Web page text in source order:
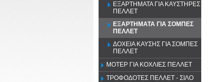
ΕΞΑΡΤΗΜΑΤΑ ΓΙΑ ΚΑΥΣΤΗΡΕΣ
ΠΕΛΛΕΤ
ΕΞΑΡΤΗΜΑΤΑ ΓΙΑ ΣΟΜΠΕΣ
ΠΕΛΛΕΤ
ΔΟΧΕΙΑ ΚΑΥΣΗΣ ΓΙΑ ΣΟΜΠΕΣ
ΠΕΛΛΕΤ
ΜΟΤΕΡ ΓΙΑ ΚΟΧΛΙΕΣ ΠΕΛΛΕΤ
ΤΡΟΦΟΔΟΤΕΣ ΠΕΛΛΕΤ - ΣΙΛΟ